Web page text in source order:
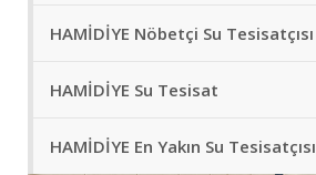
HAMİDİYE Nöbetçi Su Tesisatçısı
HAMİDİYE Su Tesisat
HAMİDİYE En Yakın Su Tesisatçısı